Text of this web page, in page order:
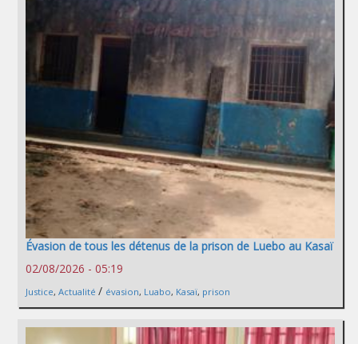
Évasion de tous les détenus de la prison de Luebo au Kasaï
02/08/2026 - 05:19
Justice, Actualité / évasion, Luabo, Kasaï, prison